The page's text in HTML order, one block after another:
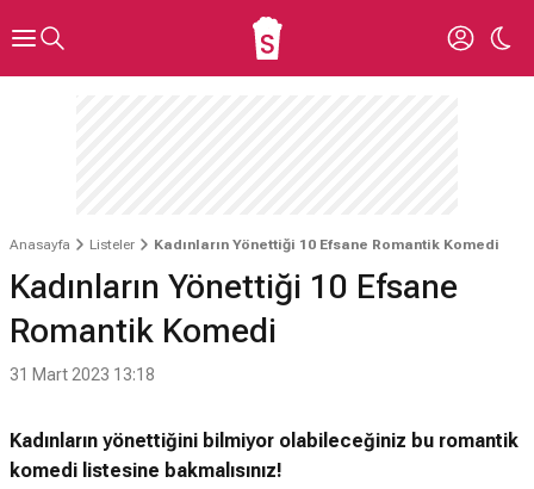
Anasayfa Listeler Kadınların Yönettiği 10 Efsane Romantik Komedi
Kadınların Yönettiği 10 Efsane
Romantik Komedi
31 Mart 2023 13:18
Kadınların yönettiğini bilmiyor olabileceğiniz bu romantik
komedi listesine bakmalısınız!